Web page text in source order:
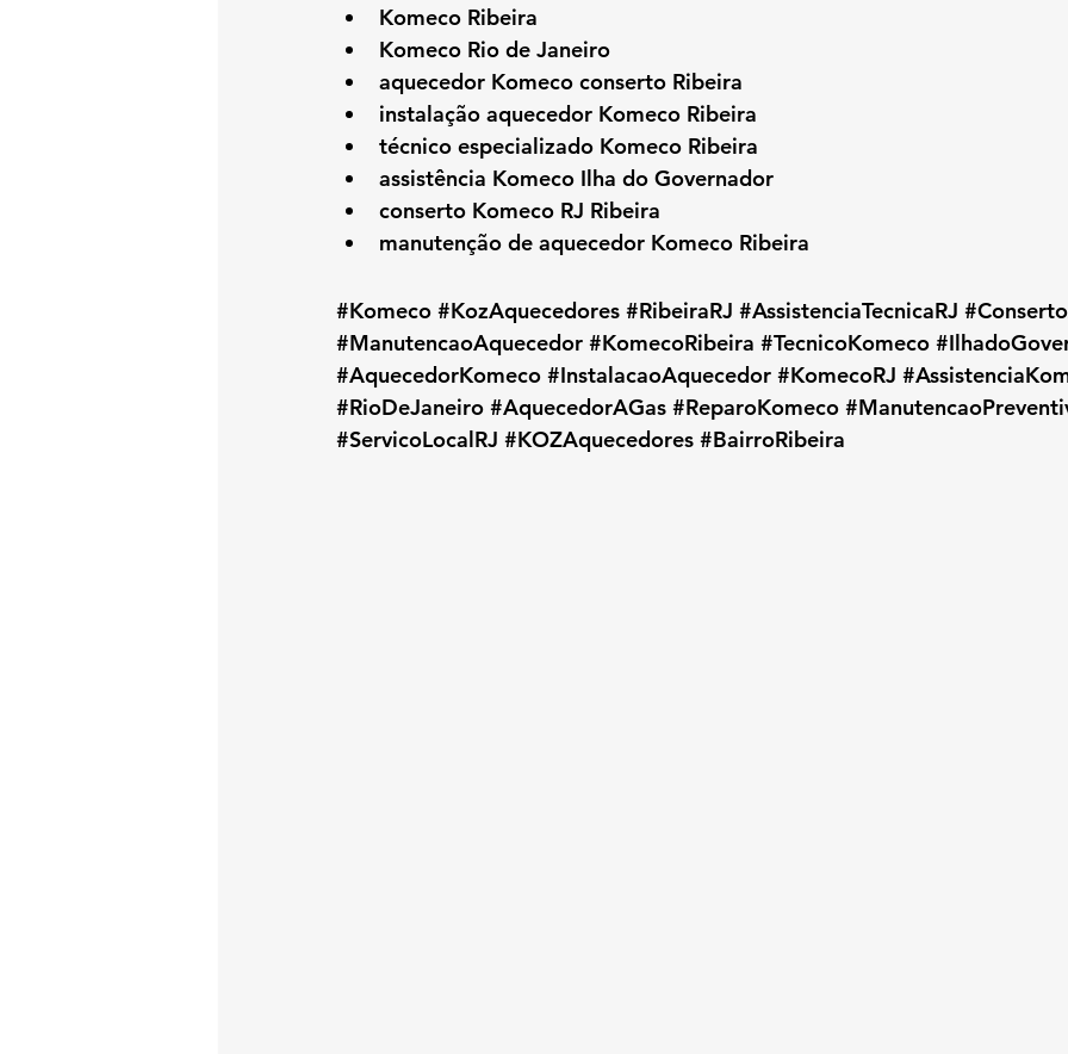
Komeco Ribeira
Komeco Rio de Janeiro
aquecedor Komeco conserto Ribeira
instalação aquecedor Komeco Ribeira
técnico especializado Komeco Ribeira
assistência Komeco Ilha do Governador
conserto Komeco RJ Ribeira
manutenção de aquecedor Komeco Ribeira
#Komeco #KozAquecedores #RibeiraRJ #AssistenciaTecnicaRJ
#ManutencaoAquecedor #KomecoRibeira #TecnicoKomeco
#AquecedorKomeco #InstalacaoAquecedor #KomecoRJ
#RioDeJaneiro #AquecedorAGas #ReparoKomeco
#ServicoLocalRJ #KOZAquecedores #BairroRibeira